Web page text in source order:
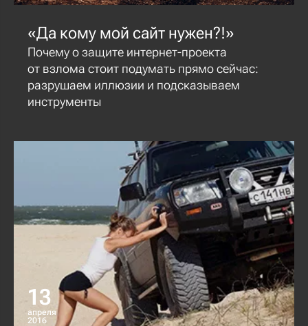
«Да кому мой сайт нужен?!»
Почему о защите интернет-проекта
от взлома стоит подумать прямо сейчас:
разрушаем иллюзии и подсказываем
инструменты
13
апреля
2016